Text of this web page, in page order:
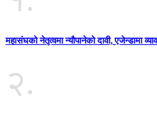
महासंघको नेतृत्वमा न्यौपानेको दावी, एजेन्डामा
२.